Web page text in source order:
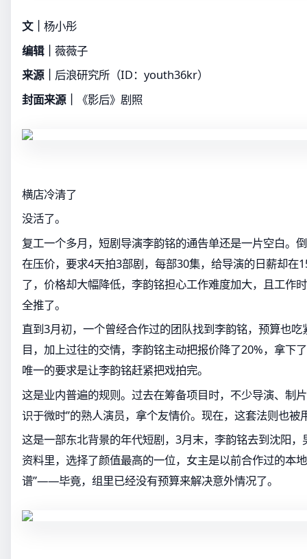
文｜ 杨小彤
编辑｜ 薇薇子
来源｜ 后浪研究所（ID：youth36kr）
封面来源｜ 《影后》剧照
横店冷清了
没活了。
复工一个多月，短剧导演李韵铭的通告单还是一片空白。
在压价，要求4天拍3部剧，每部30集，给导演的日薪却在
了，价格却大幅降低，李韵铭担心工作难度加大，且工作
全推了。
直到3月初，一个曾经合作过的团队找到李韵铭，预算也
目，加上过往的交情，李韵铭主动把报价降了20%，拿下
唯一的要求是让李韵铭赶紧把戏拍完。
这是业内普遍的规则。过去在筹备项目时，不少导演、制
识于微时”的熟人演员，拿个友情价。现在，这套法则也被
这是一部东北背景的年代短剧，3月末，李韵铭去到沈阳
资料里，选择了颜值最高的一位，女主是以前合作过的本
谱”——毕竟，组里已经没有预算来解决意外情况了。